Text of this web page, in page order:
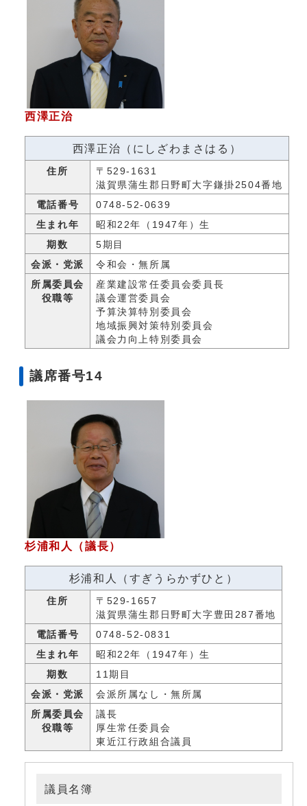
西澤正治
西澤正治（にしざわまさはる）
住所
〒529-1631
滋賀県蒲生郡日野町大字鎌掛2504番地
電話番号
0748-52-0639
生まれ年
昭和22年（1947年）生
期数
5期目
会派・党派
令和会・無所属
所属委員会
役職等
産業建設常任委員会委員長
議会運営委員会
予算決算特別委員会
地域振興対策特別委員会
議会力向上特別委員会
議席番号14
杉浦和人（議長）
杉浦和人（すぎうらかずひと）
住所
〒529-1657
滋賀県蒲生郡日野町大字豊田287番地
電話番号
0748-52-0831
生まれ年
昭和22年（1947年）生
期数
11期目
会派・党派
会派所属なし・無所属
所属委員会
役職等
議長
厚生常任委員会
東近江行政組合議員
議員名簿